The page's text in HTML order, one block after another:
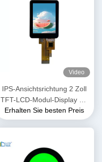
Video
IPS-Ansichtsrichtung 2 Zoll
TFT-LCD-Modul-Display mit
SPI3/4-Linienschnittstelle
Erhalten Sie besten Preis